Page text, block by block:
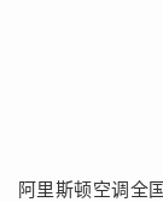
阿里斯顿空调全